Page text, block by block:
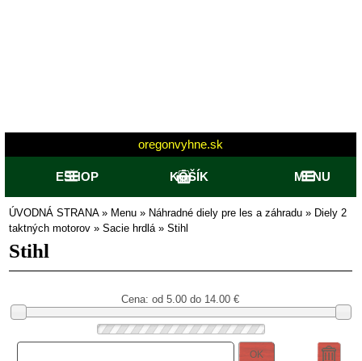
oregonvyhne.sk
ESHOP KOŠÍK MENU
ÚVODNÁ STRANA» Menu » Náhradné diely pre les a záhradu » Diely 2
taktných motorov » Sacie hrdlá» Stihl
Stihl
Cena: od 5.00 do 14.00 €
OK